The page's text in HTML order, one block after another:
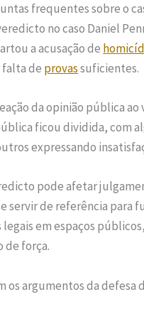
frequentes sobre o
no caso Daniel
a acusação de
falta de provassuficientes.
da opinião pública
ficou dividida, com
expressando
pode afetar
servir de referência para
em espaços
de força.
os argumentos da defesa